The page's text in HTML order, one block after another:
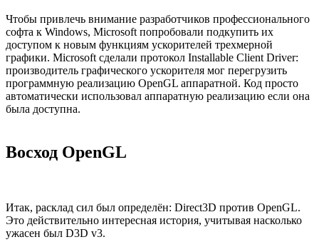
Чтобы привлечь внимание разработчиков профессионального
софта к Windows, Microsoft попробовали подкупить их
доступом к новым функциям ускорителей трехмерной
графики. Microsoft сделали протокол Installable Client Driver:
производитель графического ускорителя мог перегрузить
программную реализацию OpenGL аппаратной. Код просто
автоматически использовал аппаратную реализацию если она
была доступна.
Восход OpenGL
Итак, расклад сил был определён: Direct3D против OpenGL.
Это действительно интересная история, учитывая насколько
ужасен был D3D v3.